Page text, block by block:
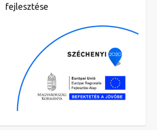
fejlesztése